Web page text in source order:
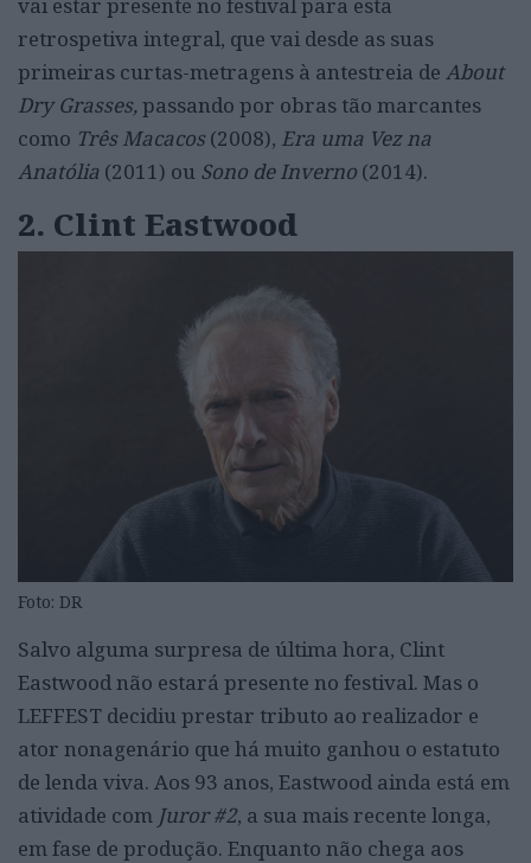
retrospetiva integral, que vai desde as suas
primeiras curtas-metragens à antestreia de About
Dry Grasses,passando por obras tão marcantes
como Três Macacos (2008), Era uma Vez na
Anatólia (2011) ou Sono de Inverno (2014).
2. Clint Eastwood
Foto: DR
Salvo alguma surpresa de última hora, Clint
Eastwood não estará presente no festival. Mas o
LEFFEST decidiu prestar tributo ao realizador e
ator nonagenário que há muito ganhou o estatuto
de lenda viva. Aos 93 anos, Eastwood ainda está em
atividade com Juror #2, a sua mais recente longa,
em fase de produção. Enquanto não chega aos